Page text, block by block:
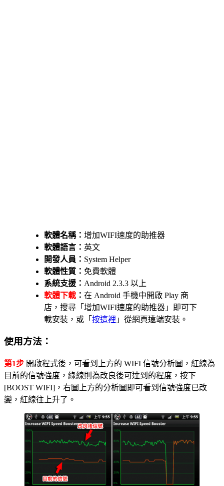
軟體名稱： 增加WIFI速度的助推器
軟體語言： 英文
開發人員： System Helper
軟體性質： 免費軟體
系統支援： Android 2.3.3 以上
軟體下載 ： 在 Android 手機中開啟 Play 商
店，搜尋「增加WIFI速度的助推器」即可下
載安裝，或「 按這裡 」從網頁遠端安裝。
使用方法：
第1步 開啟程式後，可看到上方的 WIFI 信號分析圖，紅線為
目前的信號強度，綠線則為改良後可達到的程度，按下
[BOOST WIFI]，右圖上方的分析圖即可看到信號強度已改
變，紅線往上升了。